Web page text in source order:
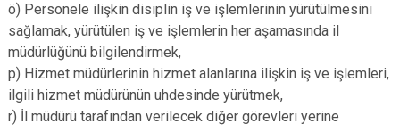
ö) Personele ilişkin disiplin iş ve işlemlerinin yürütülmesini
sağlamak, yürütülen iş ve işlemlerin her aşamasında il
müdürlüğünü bilgilendirmek,
p) Hizmet müdürlerinin hizmet alanlarına ilişkin iş ve işlemleri,
ilgili hizmet müdürünün uhdesinde yürütmek,
r) İl müdürü tarafından verilecek diğer görevleri yerine